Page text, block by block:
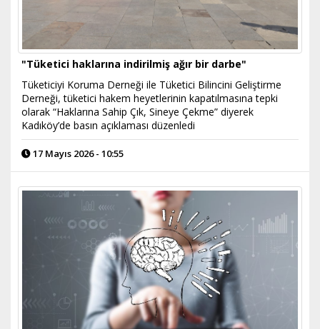
"Tüketici haklarına indirilmiş ağır bir darbe"
Tüketiciyi Koruma Derneği ile Tüketici Bilincini Geliştirme
Derneği, tüketici hakem heyetlerinin kapatılmasına tepki
olarak “Haklarına Sahip Çık, Sineye Çekme” diyerek
Kadıköy’de basın açıklaması düzenledi
17 Mayıs 2026 - 10:55